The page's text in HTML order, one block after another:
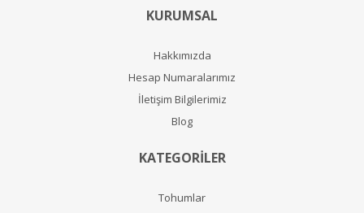
KURUMSAL
Hakkımızda
Hesap Numaralarımız
İletişim Bilgilerimiz
Blog
KATEGORİLER
Tohumlar